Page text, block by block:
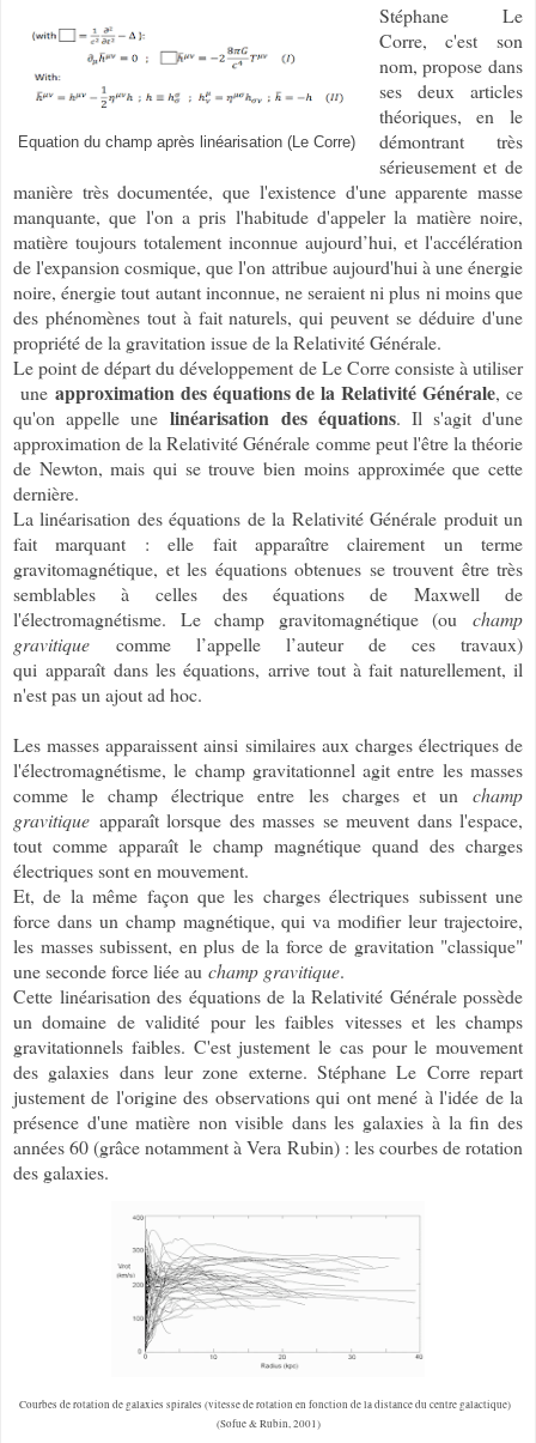
Equation du champ après linéarisation (Le Corre)
Stéphane Le
Corre, c'est son
nom, propose dans
ses deux articles
théoriques, en le
démontrant très
sérieusement et de
manière très documentée, que l'existence d'une apparente masse
manquante, que l'on a pris l'habitude d'appeler la matière noire,
matière toujours totalement inconnue aujourd’hui, et l'accélération
de l'expansion cosmique, que l'on attribue aujourd'hui à une énergie
noire, énergie tout autant inconnue, ne seraient ni plus ni moins que
des phénomènes tout à fait naturels, qui peuvent se déduire d'une
propriété de la gravitation issue de la Relativité Générale.
Le point de départ du développement de Le Corre consiste à utiliser
une approximation des équations de la Relativité Générale, ce
qu'on appelle unelinéarisation des équations. Il s'agit d'une
approximation de la Relativité Générale comme peut l'être la théorie
de Newton, mais qui se trouve bien moins approximée que cette
dernière.
La linéarisation des équations de la Relativité Générale produit un
fait marquant : elle fait apparaître clairement un terme
gravitomagnétique, et les équations obtenues se trouvent être très
semblables à celles des équations de Maxwell de
l'électromagnétisme. Le champ gravitomagnétique (ou champ
gravitique comme l’appelle l’auteur de ces travaux)
qui apparaît dans les équations, arrive tout à fait naturellement, il
n'est pas un ajout ad hoc.
Les masses apparaissent ainsi similaires aux charges électriques de
l'électromagnétisme, le champ gravitationnel agit entre les masses
comme le champ électrique entre les charges et un champ
gravitique apparaît lorsque des masses se meuvent dans l'espace,
tout comme apparaît le champ magnétique quand des charges
électriques sont en mouvement.
Et, de la même façon que les charges électriques subissent une
force dans un champ magnétique, qui va modifier leur trajectoire,
les masses subissent, en plus de la force de gravitation "classique"
une seconde force liée au champ gravitique.
Cette linéarisation des équations de la Relativité Générale possède
un domaine de validité pour les faibles vitesses et les champs
gravitationnels faibles. C'est justement le cas pour le mouvement
des galaxies dans leur zone externe. Stéphane Le Corre repart
justement de l'origine des observations qui ont mené à l'idée de la
présence d'une matière non visible dans les galaxies à la fin des
années 60 (grâce notamment à Vera Rubin) : les courbes de rotation
des galaxies.
Courbes de rotation de galaxies spirales (vitesse de rotation en fonction de la distance du centre galactique)
(Sofue & Rubin, 2001)